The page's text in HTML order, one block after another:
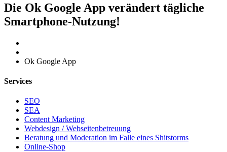
Die Ok Google App verändert tägliche
Smartphone-Nutzung!
Ok Google App
Services
SEO
SEA
Content Marketing
Webdesign / Webseitenbetreuung
Beratung und Moderation im Falle eines Shitstorms
Online-Shop